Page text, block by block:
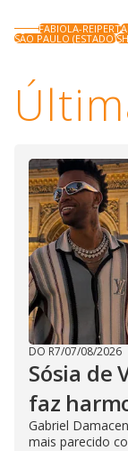
FABIOLA-REIPERT
SÃO PAULO (ESTADO)
DO R7/07/08/2026
Sósia de
faz
Gabriel
mais parecido